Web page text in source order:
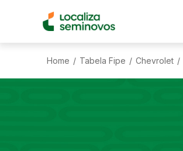
Home / Tabela Fipe / Chevrolet /